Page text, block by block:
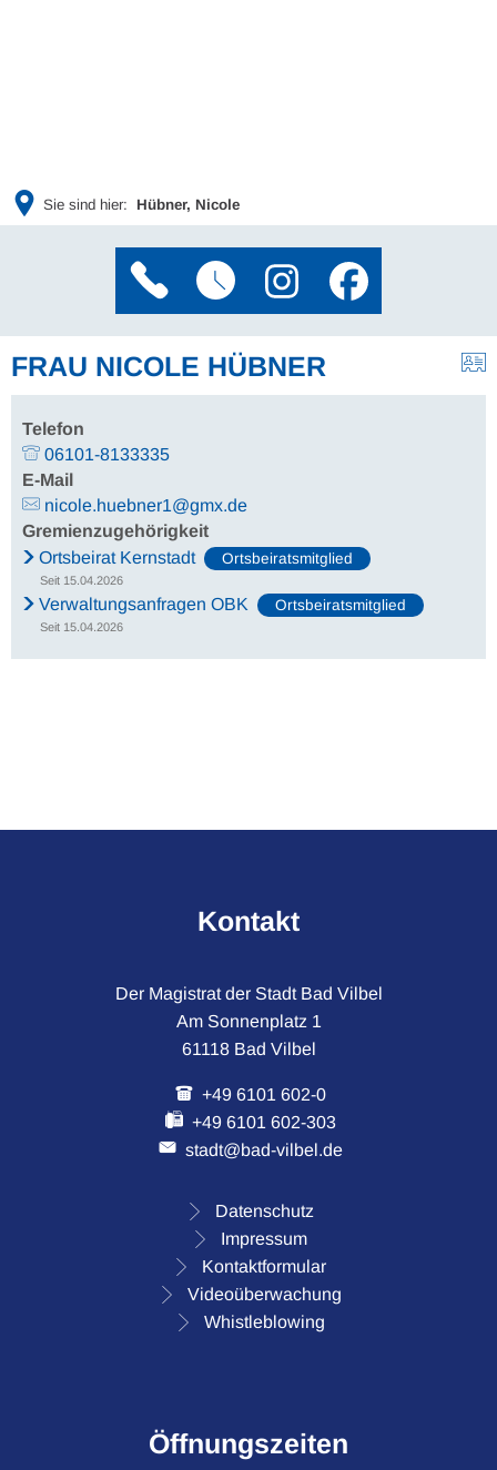
Sie sind hier: Hübner, Nicole
FRAU NICOLE HÜBNER
Telefon
06101-8133335
E-Mail
nicole.huebner1@gmx.de
Gremienzugehörigkeit
Ortsbeirat Kernstadt
Ortsbeiratsmitglied
Seit 15.04.2026
Verwaltungsanfragen OBK Ortsbeiratsmitglied
Seit 15.04.2026
Kontakt
Der Magistrat der Stadt Bad Vilbel
Am Sonnenplatz 1
61118 Bad Vilbel
+49 6101 602-0
+49 6101 602-303
stadt@bad-vilbel.de
Datenschutz
Impressum
Kontaktformular
Videoüberwachung
Whistleblowing
Öffnungszeiten